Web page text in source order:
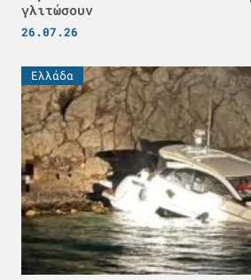
γλιτώσουν
26.07.26
Ελλάδα